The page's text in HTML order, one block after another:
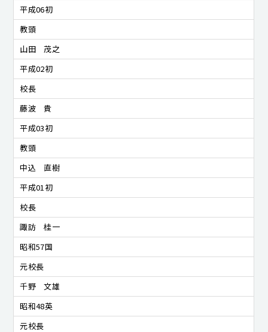
平成06初
教頭
山田 茂之
平成02初
校長
藤波 貴
平成03初
教頭
中込 直樹
平成01初
校長
諏訪 桂一
昭和57国
元校長
千野 文雄
昭和48英
元校長